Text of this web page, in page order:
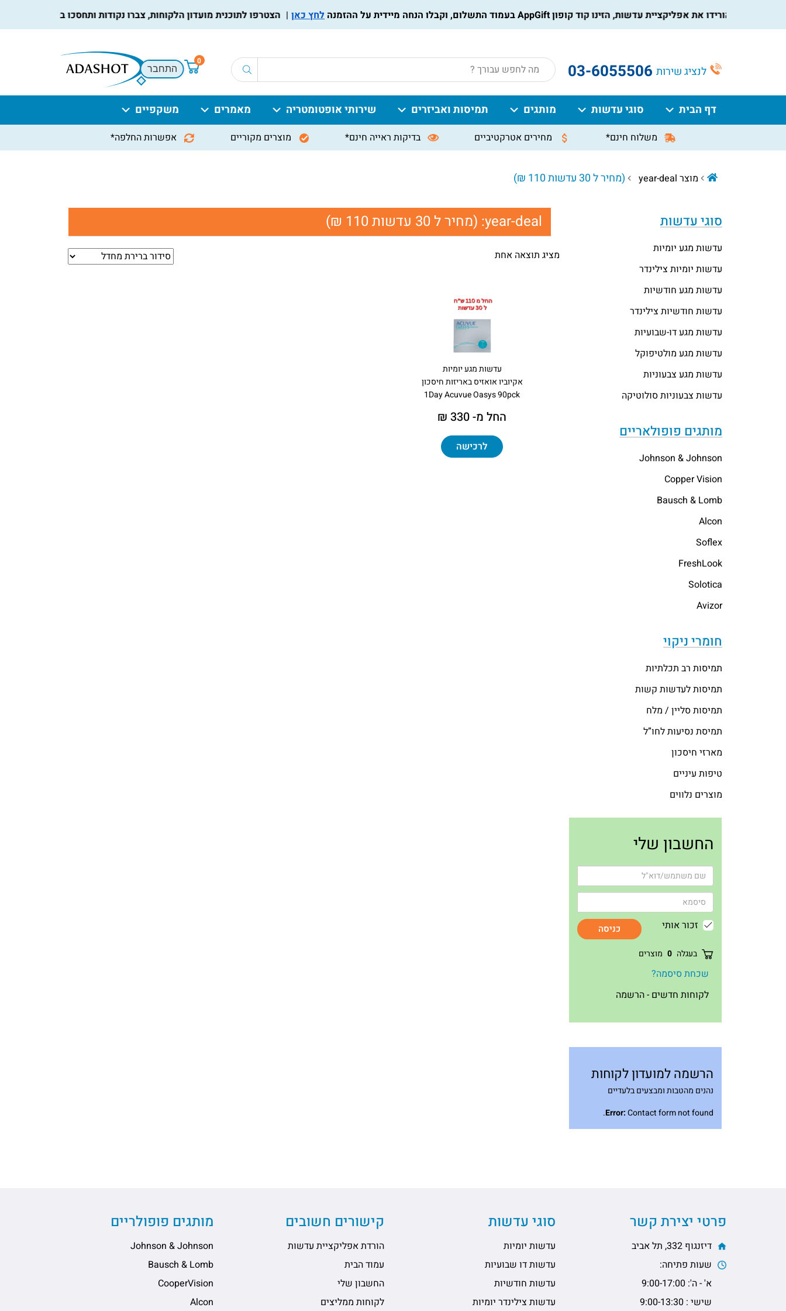
הורידו את אפליקציית עדשות, הזינו קוד קופון AppGift בעמוד התשלום, וקבלו הנחה מיידית על ההזמנה לחץ כאן הצטרפו לתוכנית מועדון הלקוחות, צברו נקודות ותחסכו בקניות הבאות,
לנציג שירות 03-6055506
Products
search
0
התחבר
דף הבית סוגי עדשות מותגים תמיסות ואביזרים שירותי אופטומטריה מאמרים משקפיים
משלוח חינם* מחירים אטרקטיביים בדיקות ראייה חינם* מוצרים מקוריים אפשרות החלפה*
מוצר year-deal (מחיר ל 30 עדשות 110 ₪)
סוגי עדשות
עדשות מגע יומיות
עדשות יומיות צילינדר
עדשות מגע חודשיות
עדשות חודשיות צילינדר
עדשות מגע דו-שבועיות
עדשות מגע מולטיפוקל
עדשות מגע צבעוניות
עדשות צבעוניות סולוטיקה
מותגים פופולאריים
Johnson & Johnson
Copper Vision
Bausch & Lomb
Alcon
Soflex
FreshLook
Solotica
Avizor
חומרי ניקוי
תמיסות רב תכלתיות
תמיסות לעדשות קשות
תמיסות סליין / מלח
תמיסת נסיעות לחו”ל
מארזי חיסכון
טיפות עיניים
מוצרים נלווים
החשבון שלי
זכור אותי כניסה
בעגלה 0 מוצרים
שכחת סיסמה?
לקוחות חדשים - הרשמה
הרשמה למועדון לקוחות
נהנים מהטבות ומבצעים בלעדיים
Error:Contact form not found.
year-deal: (מחיר ל 30 עדשות 110 ₪)
מציג תוצאה אחת
עדשות מגע יומיות
אקיוביו אואזיס באריזות חיסכון
1Day Acuvue Oasys 90pck
החל מ- 330 ₪
לרכישה
פרטי יצירת קשר
דיזנגוף 332, תל אביב
שעות פתיחה:
א' - ה': 9:00-17:00
שישי : 9:00-13:30
סוגי עדשות
עדשות יומיות
עדשות דו שבועיות
עדשות חודשיות
עדשות צילינדר יומיות
קישורים חשובים
הורדת אפליקציית עדשות
עמוד הבית
החשבון שלי
לקוחות ממליצים
מותגים פופולריים
Johnson & Johnson
Bausch & Lomb
CooperVision
Alcon